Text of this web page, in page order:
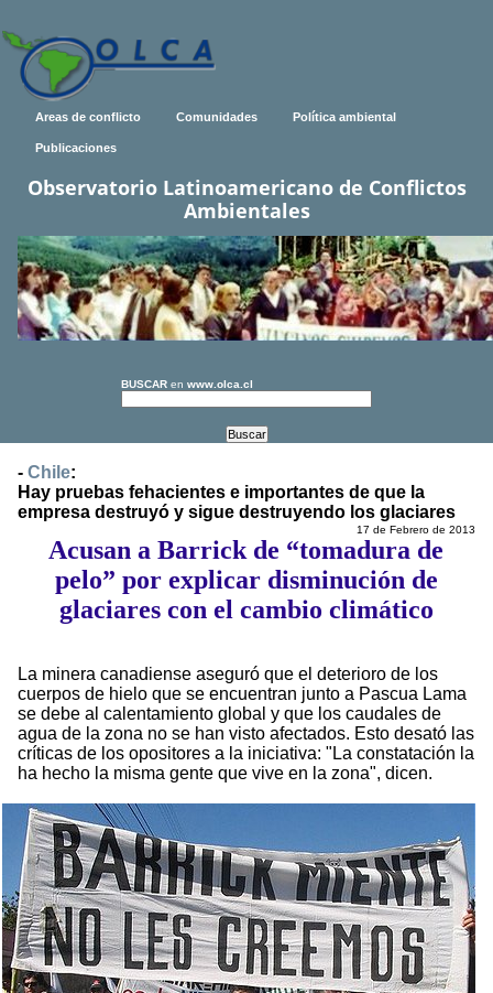
Areas de conflicto Comunidades Política ambiental
Publicaciones
Observatorio Latinoamericano de Conflictos
Ambientales
BUSCAR en www.olca.cl
- Chile:
Hay pruebas fehacientes e importantes de que la
empresa destruyó y sigue destruyendo los glaciares
17 de Febrero de 2013
Acusan a Barrick de “tomadura de
pelo” por explicar disminución de
glaciares con el cambio climático
La minera canadiense aseguró que el deterioro de los
cuerpos de hielo que se encuentran junto a Pascua Lama
se debe al calentamiento global y que los caudales de
agua de la zona no se han visto afectados. Esto desató las
críticas de los opositores a la iniciativa: "La constatación la
ha hecho la misma gente que vive en la zona", dicen.